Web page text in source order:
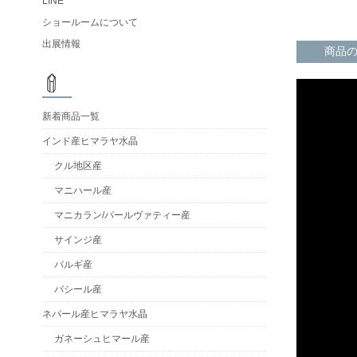
商品
ショールームについて
出展情報
新着商品一覧
インド産ヒマラヤ水晶
クル地区産
マニハール産
マニカラン/パールヴァティー産
サインジ産
パルギ産
バシール産
ネパール産ヒマラヤ水晶
ガネーシュヒマール産